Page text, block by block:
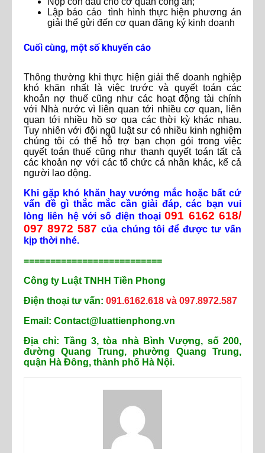
Lập báo cáo tình hình thực hiện phương án
giải thể gửi đến cơ quan đăng ký kinh doanh
Cuối cùng, một số khuyến cáo
Thông thường khi thực hiện giải thể doanh nghiệp
khó khăn nhất là việc trước và quyết toán các
khoản nợ thuế cũng như các hoạt động tài chính
với Nhà nước vì liên quan tới nhiều cơ quan, liên
quan tới nhiều hồ sơ qua các thời kỳ khác nhau.
Tuy nhiên với đội ngũ luật sư có nhiều kinh nghiệm
chúng tôi có thể hỗ trợ bạn chọn gói trong việc
quyết toán thuế cũng như thanh quyết toán tất cả
các khoản nợ với các tổ chức cá nhân khác, kể cả
người lao động.
Khi gặp khó khăn hay vướng mắc hoặc bất cứ
vấn đề gì thắc mắc cần giải đáp, các bạn vui
lòng liên hệ với số điện thoại 091 6162 618/
097 8972 587 của chúng tôi để được tư vấn
kịp thời nhé.
==========================
Công ty Luật TNHH Tiền Phong
Điện thoại tư vấn: 091.6162.618 và 097.8972.587
Email: Contact@luattienphong.vn
Địa chỉ: Tầng 3, tòa nhà Bình Vượng, số 200,
đường Quang Trung, phường Quang Trung,
quận Hà Đông, thành phố Hà Nội.